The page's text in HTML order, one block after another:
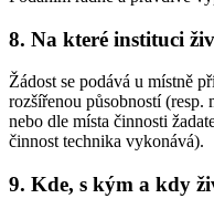
8. Na které instituci
Žádost se podává u místně
rozšířenou působností (resp.
nebo dle místa činnosti
činnost technika vykonává).
9. Kde, s kým a kdy